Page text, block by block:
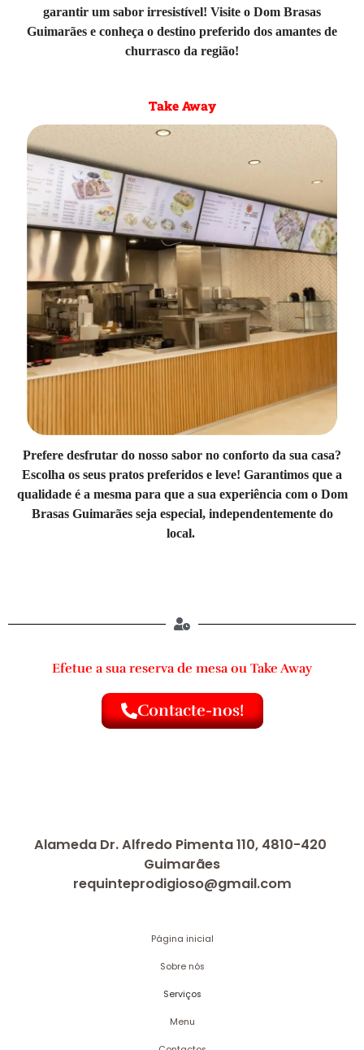
garantir um sabor irresistível! Visite o Dom Brasas
Guimarães e conheça o destino preferido dos amantes de
churrasco da região!
Take Away
Prefere desfrutar do nosso sabor no conforto da sua casa?
Escolha os seus pratos preferidos e leve! Garantimos que a
qualidade é a mesma para que a sua experiência com o Dom
Brasas Guimarães seja especial, independentemente do
local.
Efetue a sua reserva de mesa ou Take Away
Contacte-nos!
Alameda Dr. Alfredo Pimenta 110, 4810-420
Guimarães
requinteprodigioso@gmail.com
Página inicial
Sobre nós
Serviços
Menu